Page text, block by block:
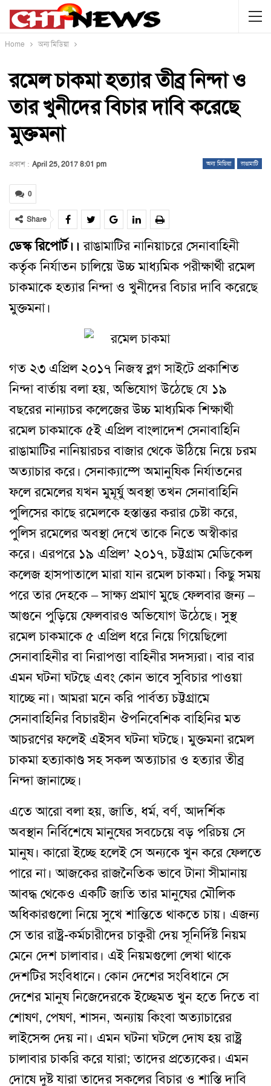
Home অন্য মিডিয়া
রমেল চাকমা হত্যার তীব্র নিন্দা ও
তার খুনীদের বিচার দাবি করেছে
মুক্তমনা
অন্য মিডিয়া রাঙামাটি
প্রকাশ : April 25, 2017 8:01 pm
0
Share
ডেস্ক রিপোর্ট।।রাঙামাটির নানিয়াচরে সেনাবাহিনী
কর্তৃক নির্যাতন চালিয়ে উচ্চ মাধ্যমিক পরীক্ষার্থী রমেল
চাকমাকে হত্যার নিন্দা ও খুনীদের বিচার দাবি করেছে
মুক্তমনা।
গত ২৩ এপ্রিল ২০১৭ নিজস্বব্লগ সাইটেপ্রকাশিত
নিন্দা বার্তায় বলা হয়, অভিযোগ উঠেছে যে ১৯
বছরের নান্যাচর কলেজের উচ্চ মাধ্যমিক শিক্ষার্থী
রমেল চাকমাকে ৫ই এপ্রিল বাংলাদেশ সেনাবাহিনি
রাঙামাটির নানিয়ারচর বাজার থেকে উঠিয়ে নিয়ে চরম
অত্যাচার করে। সেনাক্যাম্পে অমানুষিক নির্যাতনের
ফলে রমেলের যখন মুমূর্ষু অবস্থা তখন সেনাবাহিনি
পুলিসের কাছে রমেলকে হস্তান্তর করার চেষ্টা করে,
পুলিস রমেলের অবস্থা দেখে তাকে নিতে অস্বীকার
করে। এরপরে ১৯ এপ্রিল’ ২০১৭, চট্টগ্রাম মেডিকেল
কলেজ হাসপাতালে মারা যান রমেল চাকমা। কিছু সময়
পরে তার দেহকে – সাক্ষ্য প্রমাণ মুছে ফেলবার জন্য –
আগুনে পুড়িয়ে ফেলবারও অভিযোগ উঠেছে। সুস্থ
রমেল চাকমাকে ৫ এপ্রিল ধরে নিয়ে গিয়েছিলো
সেনাবাহিনীর বা নিরাপত্তা বাহিনীর সদস্যরা। বার বার
এমন ঘটনা ঘটছে এবং কোন ভাবে সুবিচার পাওয়া
যাচ্ছে না। আমরা মনে করি পার্বত্য চট্টগ্রামে
সেনাবাহিনির বিচারহীন ঔপনিবেশিক বাহিনির মত
আচরণের ফলেই এইসব ঘটনা ঘটছে। মুক্তমনা রমেল
চাকমা হত্যাকাণ্ড সহ সকল অত্যাচার ও হত্যার তীব্র
নিন্দা জানাচ্ছে।
এতে আরো বলা হয়, জাতি, ধর্ম, বর্ণ, আদর্শিক
অবস্থান নির্বিশেষে মানুষের সবচেয়ে বড় পরিচয় সে
মানুষ। কারো ইচ্ছে হলেই সে অন্যকে খুন করে ফেলতে
পারে না। আজকের রাজনৈতিক ভাবে টানা সীমানায়
আবদ্ধ থেকেও একটি জাতি তার মানুষের মৌলিক
অধিকারগুলো নিয়ে সুখে শান্তিতে থাকতে চায়। এজন্য
সে তার রাষ্ট্র-কর্মচারীদের চাকুরী দেয় সূনির্দিষ্ট নিয়ম
মেনে দেশ চালাবার। এই নিয়মগুলো লেখা থাকে
দেশটির সংবিধানে। কোন দেশের সংবিধানে সে
দেশের মানুষ নিজেদেরকে ইচ্ছেমত খুন হতে দিতে বা
শোষণ, পেষণ, শাসন, অন্যায় কিংবা অত্যাচারের
লাইসেন্স দেয় না। এমন ঘটনা ঘটলে দোষ হয় রাষ্ট্র
চালাবার চাকরি করে যারা; তাদের প্রত্যেকের। এমন
দোষে দুষ্ট যারা তাদের সকলের বিচার ও শাস্তি দাবি